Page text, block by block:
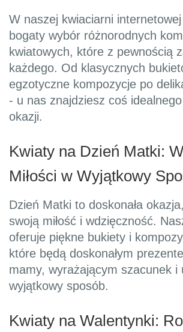
W naszej kwiaciarni
bogaty wybór różnorodnych
kwiatowych, które z pewnością
każdego. Od klasycznych
egzotyczne kompozycje po
- u nas znajdziesz coś
okazji.
Kwiaty na Dzień Matki:
Miłości w Wyjątkowy
Dzień Matki to doskonała
swoją miłość i wdzięczność.
oferuje piękne bukiety i
które będą doskonałym
mamy, wyrażającym szacunek i
wyjątkowy sposób.
Kwiaty na Walentynki: